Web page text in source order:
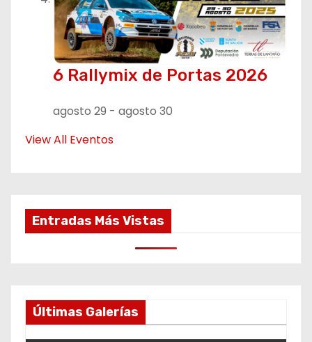
6 Rallymix de Portas 2026
agosto 29 - agosto 30
View All Eventos
Entradas Más Vistas
Últimas Galerías